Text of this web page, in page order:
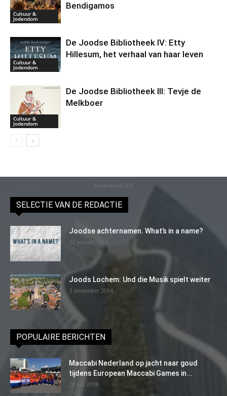
Cultuur &
Jodendom
Bendigamos
Cultuur &
Jodendom
De Joodse Bibliotheek IV: Etty
Hillesum, het verhaal van haar leven
Cultuur &
Jodendom
De Joodse Bibliotheek III: Tevje de
Melkboer
Advertentie (11)
SELECTIE VAN DE REDACTIE
Joodse achternamen. What’s in a name?
22 januari 2016
Joods Lochem: Und die Musik spielt weiter
3 december 2014
POPULAIRE BERICHTEN
Maccabi Nederland op jacht naar goud
tijdens European Maccabi Games in...
29 juli 2019